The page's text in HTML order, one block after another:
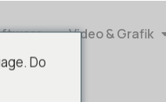
Video & Grafik
Do